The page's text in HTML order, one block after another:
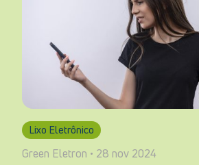
Lixo Eletrônico
Green Eletron • 28 nov 2024